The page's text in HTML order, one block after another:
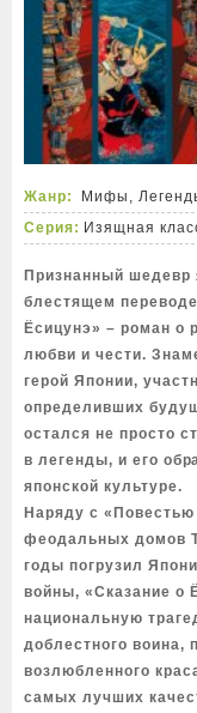
Жанр: Мифы,
Серия: Изящная
Признанный шедевр
блестящем
Ёсицунэ» – роман о
любви и чести.
герой Японии,
определивших
остался не просто
в легенды, и его
японской культуре.
Наряду с
феодальных домов
годы погрузил
войны, «Сказание о
национальную
доблестного воина,
возлюбленного
самых лучших